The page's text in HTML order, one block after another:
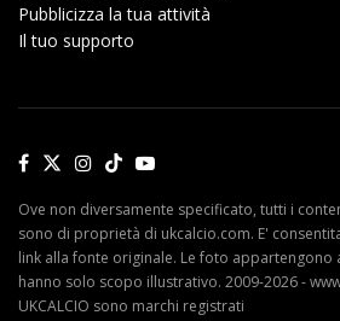
Pubblicizza la tua attività
Il tuo supporto
Ove non diversamente specificato, tutti i
sono di proprietà di ukcalcio.com. E'
link alla fonte originale. Le foto
hanno solo scopo illustrativo. 2009-2026 -
UKCALCIO sono marchi registrati